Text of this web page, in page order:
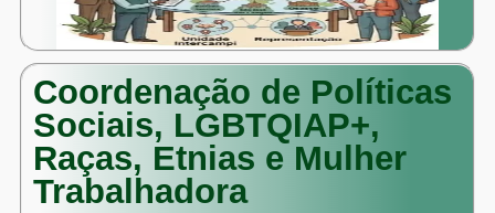
Coordenação de Políticas
Sociais, LGBTQIAP+,
Raças, Etnias e Mulher
Trabalhadora